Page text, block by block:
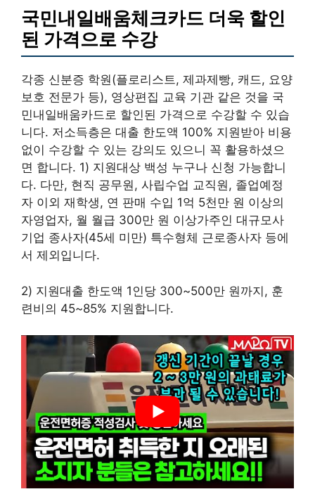
국민내일배움체크카드 더욱 할인
된 가격으로 수강
각종 신분증 학원(플로리스트, 제과제빵, 캐드, 요양
보호 전문가 등), 영상편집 교육 기관 같은 것을 국
민내일배움카드로 할인된 가격으로 수강할 수 있습
니다. 저소득층은 대출 한도액 100% 지원받아 비용
없이 수강할 수 있는 강의도 있으니 꼭 활용하셨으
면 합니다. 1) 지원대상 백성 누구나 신청 가능합니
다. 다만, 현직 공무원, 사립수업 교직원, 졸업예정
자 이외 재학생, 연 판매 수입 1억 5천만 원 이상의
자영업자, 월 월급 300만 원 이상가주인 대규모사
기업 종사자(45세 미만) 특수형체 근로종사자 등에
서 제외입니다.
2) 지원대출 한도액 1인당 300~500만 원까지, 훈
련비의 45~85% 지원합니다.